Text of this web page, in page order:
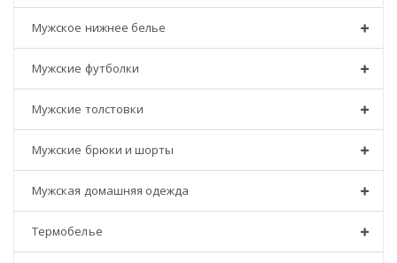
Мужское нижнее белье
Мужские футболки
Мужские толстовки
Мужские брюки и шорты
Мужская домашняя одежда
Термобелье